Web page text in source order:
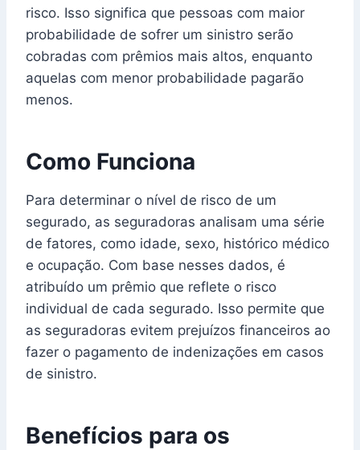
risco. Isso significa que pessoas com maior
probabilidade de sofrer um sinistro serão
cobradas com prêmios mais altos, enquanto
aquelas com menor probabilidade pagarão
menos.
Como Funciona
Para determinar o nível de risco de um
segurado, as seguradoras analisam uma série
de fatores, como idade, sexo, histórico médico
e ocupação. Com base nesses dados, é
atribuído um prêmio que reflete o risco
individual de cada segurado. Isso permite que
as seguradoras evitem prejuízos financeiros ao
fazer o pagamento de indenizações em casos
de sinistro.
Benefícios para os